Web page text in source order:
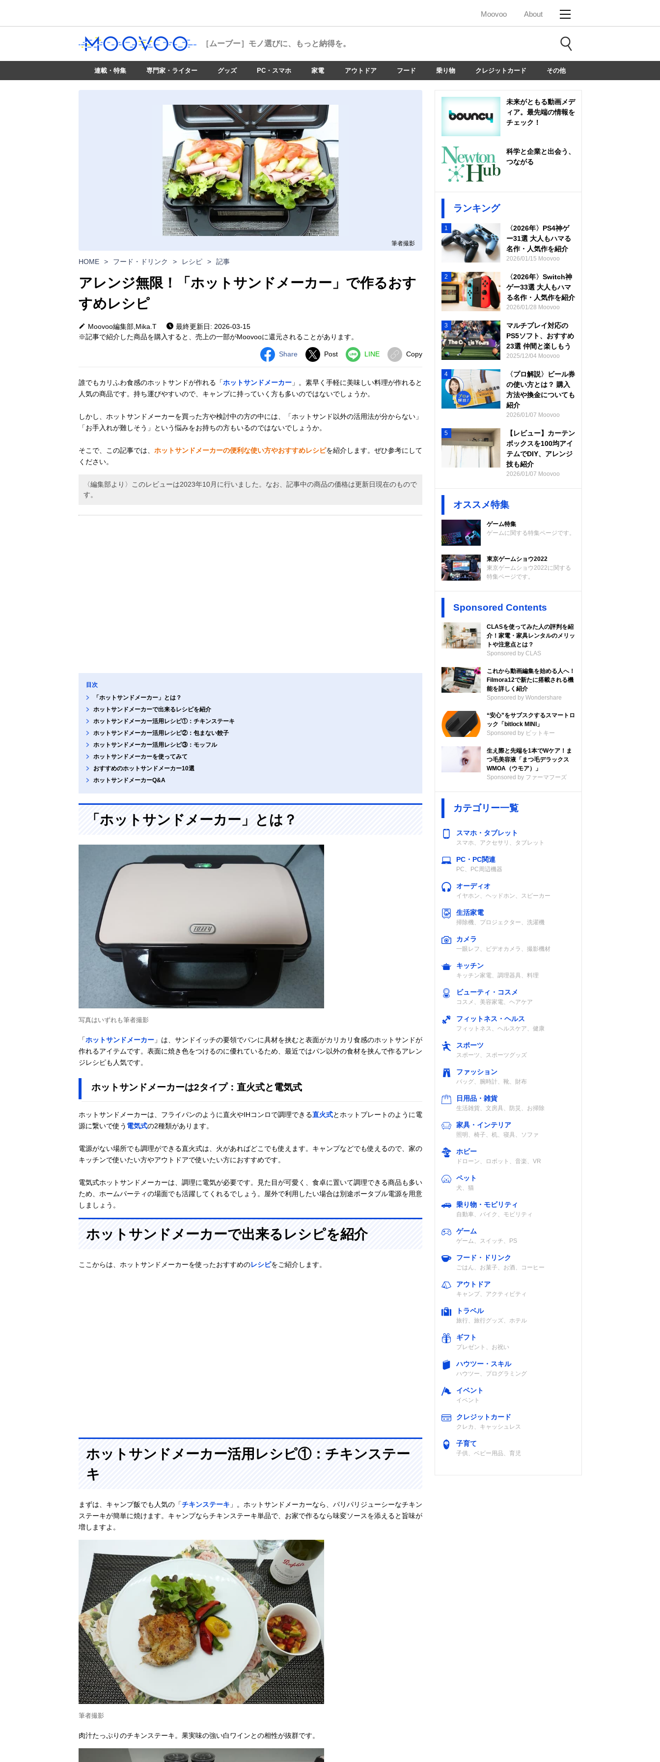
Moovoo About
［ムーブー］ モノ選びに、もっと納得を。
連載・特集 専門家・ライター グッズ PC・スマホ 家電 アウトドア フード 乗り物 クレジットカード その他
筆者撮影
HOME > フード・ドリンク > レシピ > 記事
アレンジ無限！「ホットサンドメーカー」で作るおす
すめレシピ
Moovoo編集部,Mika.T
最終更新日: 2026-03-15
※記事で紹介した商品を購入すると、売上の一部がMoovooに還元されることがあります。
Share Post LINE Copy
誰でもカリふわ食感のホットサンドが作れる「ホットサンドメーカー」。素早く手軽に美味しい料理が作れると
人気の商品です。持ち運びやすいので、キャンプに持っていく方も多いのではないでしょうか。
しかし、ホットサンドメーカーを買った方や検討中の方の中には、「ホットサンド以外の活用法が分からない」
「お手入れが難しそう」という悩みをお持ちの方もいるのではないでしょうか。
そこで、この記事では、 ホットサンドメーカーの便利な使い方やおすすめレシピを紹介します。ぜひ参考にして
ください。
〈編集部より〉このレビューは2023年10月に行いました。なお、記事中の商品の価格は更新日現在のもので
す。
目次
「ホットサンドメーカー」とは？
ホットサンドメーカーで出来るレシピを紹介
ホットサンドメーカー活用レシピ①：チキンステーキ
ホットサンドメーカー活用レシピ②：包まない餃子
ホットサンドメーカー活用レシピ③：モッフル
ホットサンドメーカーを使ってみて
おすすめのホットサンドメーカー10選
ホットサンドメーカーQ&A
「ホットサンドメーカー」とは？
写真はいずれも筆者撮影
「ホットサンドメーカー」は、サンドイッチの要領でパンに具材を挟むと表面がカリカリ食感のホットサンドが
作れるアイテムです。表面に焼き色をつけるのに優れているため、最近ではパン以外の食材を挟んで作るアレン
ジレシピも人気です。
ホットサンドメーカーは2タイプ：直火式と電気式
ホットサンドメーカーは、フライパンのように直火やIHコンロで調理できる直火式とホットプレートのように電
源に繋いで使う 電気式の2種類があります。
電源がない場所でも調理ができる直火式は、火があればどこでも使えます。キャンプなどでも使えるので、家の
キッチンで使いたい方やアウトドアで使いたい方におすすめです。
電気式ホットサンドメーカーは、調理に電気が必要です。見た目が可愛く、食卓に置いて調理できる商品も多い
ため、ホームパーティの場面でも活躍してくれるでしょう。屋外で利用したい場合は別途ポータブル電源を用意
しましょう。
ホットサンドメーカーで出来るレシピを紹介
ここからは、ホットサンドメーカーを使ったおすすめのレシピをご紹介します。
ホットサンドメーカー活用レシピ①：チキンステー
キ
まずは、キャンプ飯でも人気の「チキンステーキ 」。ホットサンドメーカーなら、パリパリジューシーなチキン
ステーキが簡単に焼けます。キャンプならチキンステーキ単品で、お家で作るなら味変ソースを添えると旨味が
増しますよ。
筆者撮影
肉汁たっぷりのチキンステーキ。果実味の強い白ワインとの相性が抜群です。
未来がともる動画メデ
ィア。最先端の情報を
チェック！
科学と企業と出会う、
つながる
ランキング
1
〈2026年〉PS4神ゲ
ー31選 大人もハマる
名作・人気作を紹介
2026/01/15 Moovoo
2
〈2026年〉Switch神
ゲー33選 大人もハマ
る名作・人気作を紹介
2026/01/28 Moovoo
3
マルチプレイ対応の
PS5ソフト、おすすめ
23選 仲間と楽しもう
2025/12/04 Moovoo
4
〈プロ解説〉ビール券
の使い方とは？ 購入
方法や換金についても
紹介
2026/01/07 Moovoo
5
【レビュー】カーテン
ボックスを100均アイ
テムでDIY、アレンジ
技も紹介
2026/01/07 Moovoo
オススメ特集
ゲーム特集
ゲームに関する特集ページです。
東京ゲームショウ2022
東京ゲームショウ2022に関する
特集ページです。
Sponsored Contents
CLASを使ってみた人の評判を紹
介！家電・家具レンタルのメリッ
トや注意点とは？
Sponsored by CLAS
これから動画編集を始める人へ！
Filmora12で新たに搭載される機
能を詳しく紹介
Sponsored by Wondershare
“安心”をサブスクするスマートロ
ック「bitlock MINI」
Sponsored by ビットキー
生え際と先端を1本でWケア！ま
つ毛美容液「まつ毛デラックス
WMOA（ウモア）」
Sponsored by ファーマフーズ
カテゴリー一覧
スマホ・タブレット
スマホ、アクセサリ、タブレット
PC・PC関連
PC、PC周辺機器
オーディオ
イヤホン、ヘッドホン、スピーカー
生活家電
掃除機、プロジェクター、洗濯機
カメラ
一眼レフ、ビデオカメラ、撮影機材
キッチン
キッチン家電、調理器具、料理
ビューティ・コスメ
コスメ、美容家電、ヘアケア
フィットネス・ヘルス
フィットネス、ヘルスケア、健康
スポーツ
スポーツ、スポーツグッズ
ファッション
バッグ、腕時計、靴、財布
日用品・雑貨
生活雑貨、文房具、防災、お掃除
家具・インテリア
照明、椅子、机、寝具、ソファ
ホビー
ドローン、ロボット、音楽、VR
ペット
犬、猫
乗り物・モビリティ
自動車、バイク、モビリティ
ゲーム
ゲーム、スイッチ、PS
フード・ドリンク
ごはん、お菓子、お酒、コーヒー
アウトドア
キャンプ、アクティビティ
トラベル
旅行、旅行グッズ、ホテル
ギフト
プレゼント、お祝い
ハウツー・スキル
ハウツー、プログラミング
イベント
イベント
クレジットカード
クレカ、キャッシュレス
子育て
子供、ベビー用品、育児